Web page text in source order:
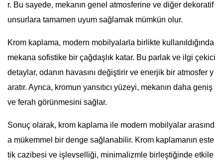
r. Bu sayede, mekanın genel atmosferine ve diğer dekoratif
unsurlara tamamen uyum sağlamak mümkün olur.
Krom kaplama, modern mobilyalarla birlikte kullanıldığında
mekana sofistike bir çağdaşlık katar. Bu parlak ve ilgi çekici
detaylar, odanın havasını değiştirir ve enerjik bir atmosfer y
aratır. Ayrıca, kromun yansıtıcı yüzeyi, mekanın daha geniş
ve ferah görünmesini sağlar.
Sonuç olarak, krom kaplama ile modern mobilyalar arasınd
a mükemmel bir denge sağlanabilir. Krom kaplamanın este
tik cazibesi ve işlevselliği, minimalizmle birleştiğinde etkile